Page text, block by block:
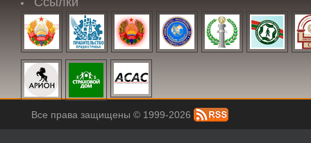
Все права защищены © 1999-2026